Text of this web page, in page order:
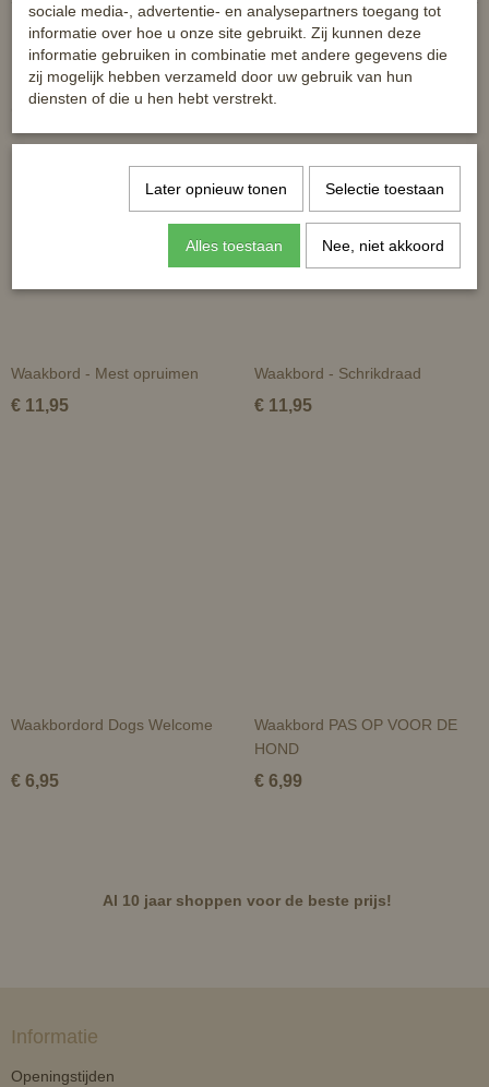
Ook interessant
Waakbord - Mest opruimen
€ 11,95
Waakbord - Schrikdraad
€ 11,95
Waakbordord Dogs Welcome
€ 6,95
Waakbord PAS OP VOOR DE
HOND
€ 6,99
Al 10 jaar shoppen voor de beste prijs!
Informatie
Openingstijden
sociale media-, advertentie- en analysepartners toegang tot
informatie over hoe u onze site gebruikt. Zij kunnen deze
informatie gebruiken in combinatie met andere gegevens die
zij mogelijk hebben verzameld door uw gebruik van hun
diensten of die u hen hebt verstrekt.
Later opnieuw tonen Selectie toestaan
Alles toestaan Nee, niet akkoord